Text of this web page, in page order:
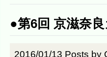
●第6回 京滋奈
2016/01/13 Posts by